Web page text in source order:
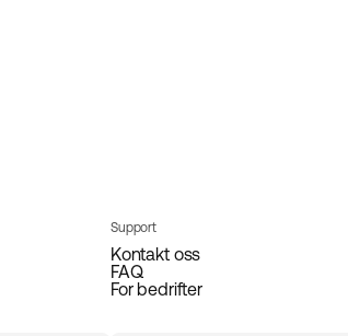
Support
Kontakt oss
FAQ
For bedrifter